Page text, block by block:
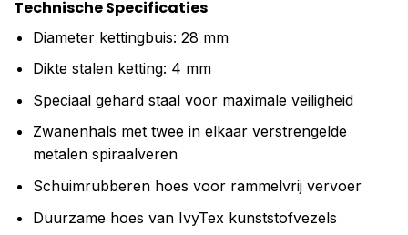
Technische Specificaties
Diameter kettingbuis: 28 mm
Dikte stalen ketting: 4 mm
Speciaal gehard staal voor maximale veiligheid
Zwanenhals met twee in elkaar verstrengelde
metalen spiraalveren
Schuimrubberen hoes voor rammelvrij vervoer
Duurzame hoes van IvyTex kunststofvezels